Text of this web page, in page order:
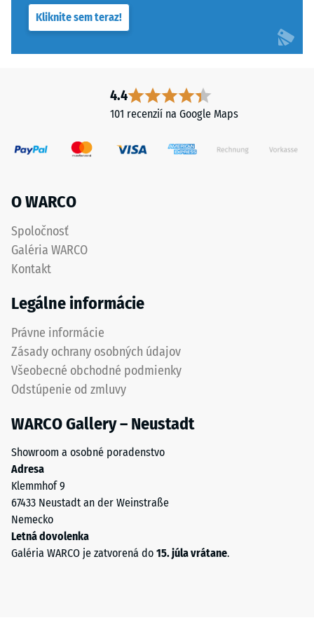
Kliknite sem teraz!
4.4
101 recenzií na Google Maps
O WARCO
Spoločnosť
Galéria WARCO
Kontakt
Legálne informácie
Právne informácie
Zásady ochrany osobných údajov
Všeobecné obchodné podmienky
Odstúpenie od zmluvy
WARCO Gallery – Neustadt
Showroom a osobné poradenstvo
Adresa
Klemmhof 9
67433 Neustadt an der Weinstraße
Nemecko
Letná dovolenka
Galéria WARCO je zatvorená do 15. júla vrátane.